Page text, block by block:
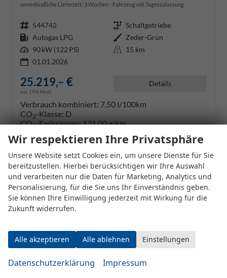
unverbindliche Lieferzeit: 3 Wochen Fahrzeug mit Tageszulassung
Fahrzeugnr. 544742 Getriebe Schaltgetriebe
Kraftstoff Autogas LPG Außenfarbe Zeder-Grün
Leistung 90 kW (122 PS) Kilometerstand 15 km
01.01.2026
25.219,– €
incl. 19% MwSt.
Details
Verbrauch kombiniert: 7,50 l/100km
CO2-Klasse: D
CO2-Emissionen:121,00 g/km
Datensätze pro Seite:
10 20 50 100 250
Seite:
Seiten:
1 2 3 4 ...
Wir respektieren Ihre Privatsphäre
Unsere Website setzt Cookies ein, um unsere Dienste für Sie
bereitzustellen. Hierbei berücksichtigen wir Ihre Auswahl
und verarbeiten nur die Daten für Marketing, Analytics und
Personalisierung, für die Sie uns Ihr Einverständnis geben.
Sie können Ihre Einwilligung jederzeit mit Wirkung für die
Zukunft widerrufen.
Alle akzeptieren Alle ablehnen Einstellungen
Datenschutzerklärung Impressum